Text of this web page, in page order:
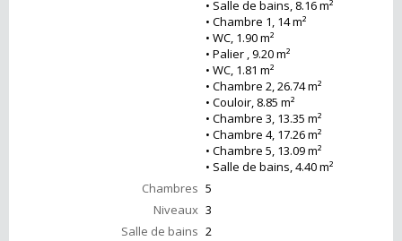
• Salle de bains, 8.16 m²
• Chambre 1, 14 m²
• WC, 1.90 m²
• Palier , 9.20 m²
• WC, 1.81 m²
• Chambre 2, 26.74 m²
• Couloir, 8.85 m²
• Chambre 3, 13.35 m²
• Chambre 4, 17.26 m²
• Chambre 5, 13.09 m²
• Salle de bains, 4.40 m²
Chambres 5
Niveaux 3
Salle de bains 2